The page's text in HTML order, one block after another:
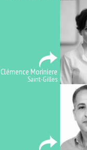
Clémence Moriniere
Saint-Gilles